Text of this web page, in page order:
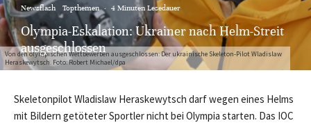
Von den olympischen Wettbewerben ausgeschlossen: Der ukrainische Skeleton-Pilot Wladislaw
Heraskewytsch. Foto: Robert Michael/dpa
Newsflash Topthemen · 4 Minuten Lesedauer
Olympia-Eskalation: Ukrainer nach Helm-Streit
ausgeschlossen
Skeletonpilot Wladislaw Heraskewytsch darf wegen eines Helms
mit Bildern getöteter Sportler nicht bei Olympia starten. Das IOC